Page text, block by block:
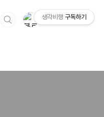
생각비행 구독하기